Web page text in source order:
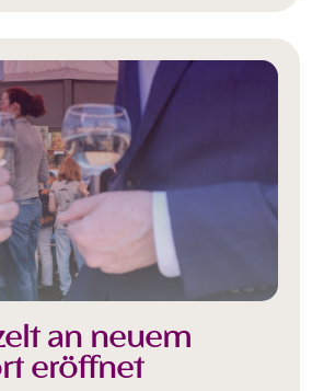
an neuem
eröffnet